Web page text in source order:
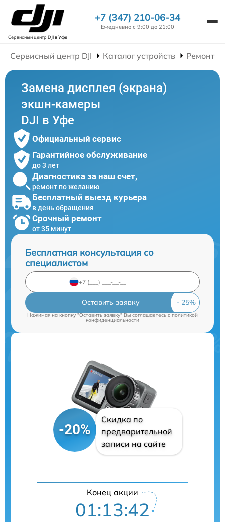
Сервисный центр DJIв Уфе
+7 (347) 210-06-34
Ежедневно с 9:00 до 21:00
Сервисный центр DJI Каталог устройств Ремонт
Замена дисплея (экрана)
экшн-камеры
DJI в Уфе
Официальный сервис
Гарантийное обслуживание
до 3 лет
Диагностика за наш счет,
ремонт по желанию
Бесплатный выезд курьера
в день обращения
Срочный ремонт
от 35 минут
Бесплатная консультация со
специалистом
Оставить заявку
Нажимая на кнопку "Оставить заявку" Вы соглашаетесь cполитикой
конфиденциальности
-20%
Скидка по
предварительной
записи на сайте
Конец акции
01:13:41